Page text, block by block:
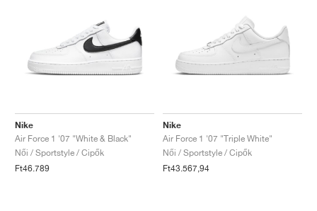
Nike
Air Force 1 '07 "White & Black"
Női / Sportstyle / Cipők
Ft46.789
Nike
Air Force 1 '07 "Triple White"
Női / Sportstyle / Cipők
Ft43.567,94